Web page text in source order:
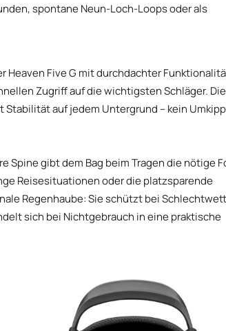
spontane Neun-Loch-Loops oder als
Five G mit durchdachter
Zugriff auf die wichtigsten Schläger. Die
auf jedem Untergrund – kein
Spine gibt dem Bag beim Tragen die nötige
Reisesituationen oder die platzsparende
Regenhaube: Sie schützt bei
sich bei Nichtgebrauch in eine praktische